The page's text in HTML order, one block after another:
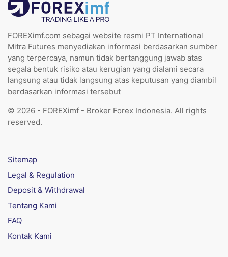
FOREXimf.com sebagai website resmi PT International
Mitra Futures menyediakan informasi berdasarkan sumber
yang terpercaya, namun tidak bertanggung jawab atas
segala bentuk risiko atau kerugian yang dialami secara
langsung atau tidak langsung atas keputusan yang diambil
berdasarkan informasi tersebut
© 2026 - FOREXimf - Broker Forex Indonesia. All rights
reserved.
Sitemap
Legal & Regulation
Deposit & Withdrawal
Tentang Kami
FAQ
Kontak Kami